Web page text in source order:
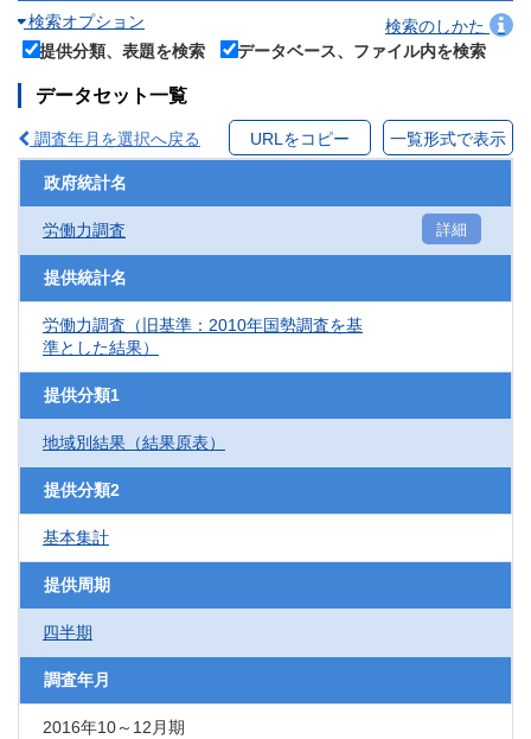
検索オプション
検索のしかた
提供分類、表題を検索
データベース、ファイル内を検索
データセット一覧
調査年月を選択へ戻る URLをコピー 一覧形式で表示
政府統計名
労働力調査 詳細
提供統計名
労働力調査（旧基準：2010年国勢調査を基
準とした結果）
提供分類1
地域別結果（結果原表）
提供分類2
基本集計
提供周期
四半期
調査年月
2016年10～12月期